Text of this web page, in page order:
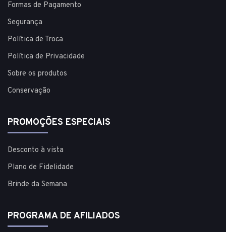
Formas de Pagamento
Segurança
Política de Troca
Política de Privacidade
Sobre os produtos
Conservação
PROMOÇÕES ESPECIAIS
Desconto à vista
Plano de Fidelidade
Brinde da Semana
PROGRAMA DE AFILIADOS